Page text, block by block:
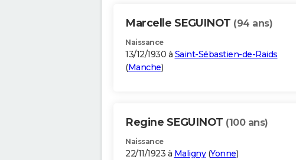
Marcelle SEGUINOT (94 ans)
Naissance
13/12/1930 à Saint-Sébastien-de-Raids
(Manche)
Regine SEGUINOT (100 ans)
Naissance
22/11/1923 à Maligny(Yonne)